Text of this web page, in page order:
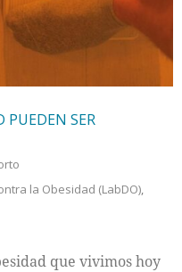
PUEDEN SER
la Obesidad (LabDO),
que vivimos hoy